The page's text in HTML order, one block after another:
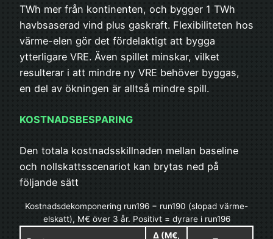
TWh mer från kontinenten, och bygger 1 TWh
havbsaserad vind plus gaskraft. Flexibiliteten hos
värme-elen gör det fördelaktigt att bygga
ytterligare VRE. Även spillet minskar, vilket
resulterar i att mindre ny VRE behöver byggas,
en del av ökningen är alltså mindre spill.
KOSTNADSBESPARING
Den totala kostnadsskillnaden mellan baseline
och nollskattsscenariot kan brytas ned på
följande sätt
Kostnadsdekomponering run196 − run190 (slopad värme-
elskatt), M€ över 3 år. Positivt = dyrare i run196
Δ (M€,